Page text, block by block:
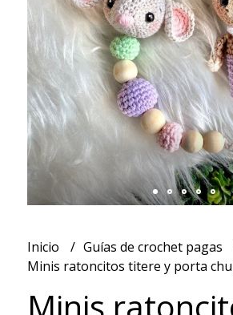
Inicio
Guías de crochet pagas
Minis ratoncitos titere y porta